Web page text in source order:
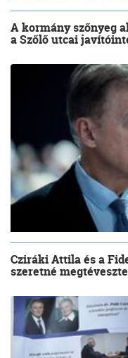
A kormány szőnyeg
a Szőlő utcai
Cziráki Attila és a
szeretné